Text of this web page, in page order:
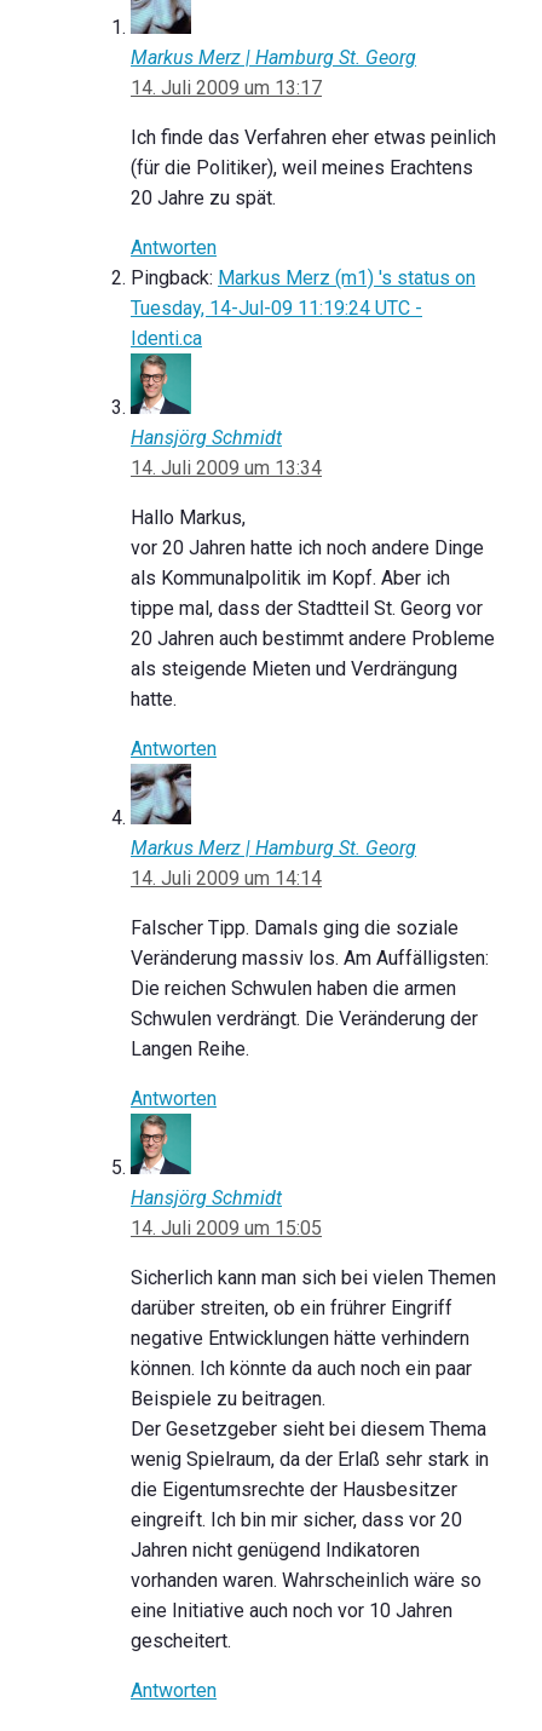
Markus Merz | Hamburg St. Georg
14. Juli 2009 um 13:17
Ich finde das Verfahren eher etwas peinlich
(für die Politiker), weil meines Erachtens
20 Jahre zu spät.
Antworten
Pingback: Markus Merz (m1) 's status on
Tuesday, 14-Jul-09 11:19:24 UTC -
Identi.ca
Hansjörg Schmidt
14. Juli 2009 um 13:34
Hallo Markus,
vor 20 Jahren hatte ich noch andere Dinge
als Kommunalpolitik im Kopf. Aber ich
tippe mal, dass der Stadtteil St. Georg vor
20 Jahren auch bestimmt andere Probleme
als steigende Mieten und Verdrängung
hatte.
Antworten
Markus Merz | Hamburg St. Georg
14. Juli 2009 um 14:14
Falscher Tipp. Damals ging die soziale
Veränderung massiv los. Am Auffälligsten:
Die reichen Schwulen haben die armen
Schwulen verdrängt. Die Veränderung der
Langen Reihe.
Antworten
Hansjörg Schmidt
14. Juli 2009 um 15:05
Sicherlich kann man sich bei vielen Themen
darüber streiten, ob ein frührer Eingriff
negative Entwicklungen hätte verhindern
können. Ich könnte da auch noch ein paar
Beispiele zu beitragen.
Der Gesetzgeber sieht bei diesem Thema
wenig Spielraum, da der Erlaß sehr stark in
die Eigentumsrechte der Hausbesitzer
eingreift. Ich bin mir sicher, dass vor 20
Jahren nicht genügend Indikatoren
vorhanden waren. Wahrscheinlich wäre so
eine Initiative auch noch vor 10 Jahren
gescheitert.
Antworten